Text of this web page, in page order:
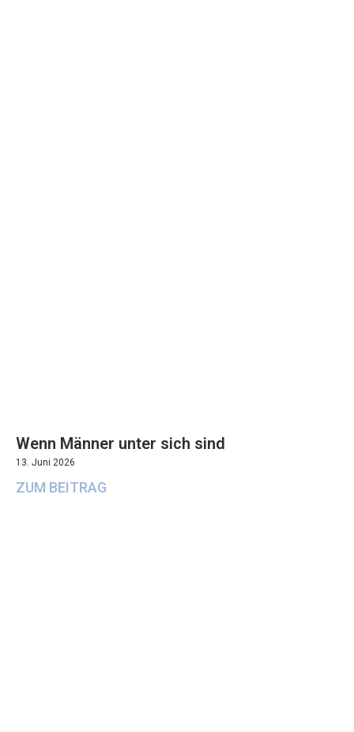
Wenn Männer unter sich sind
13. Juni 2026
ZUM BEITRAG